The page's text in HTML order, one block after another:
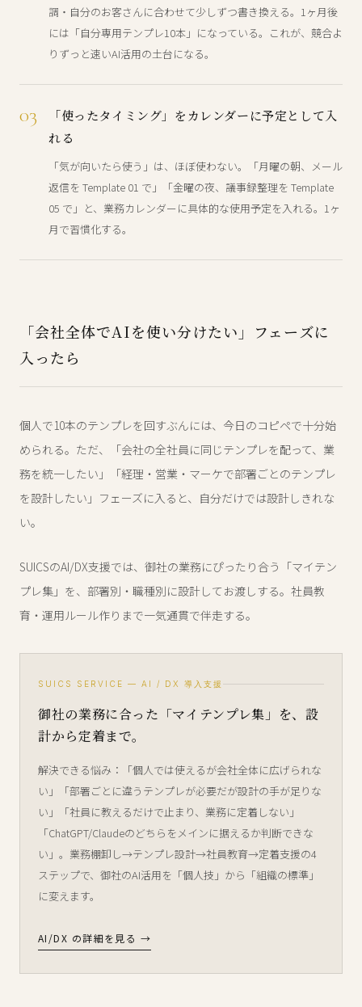
調・自分のお客さんに合わせて少しずつ書き換える。1ヶ月後
には「自分専用テンプレ10本」になっている。これが、競合よ
りずっと速いAI活用の土台になる。
03
「使ったタイミング」をカレンダーに予定として入
れる
「気が向いたら使う」は、ほぼ使わない。「月曜の朝、メール
返信を Template 01 で」「金曜の夜、議事録整理を Template
05 で」と、業務カレンダーに具体的な使用予定を入れる。1ヶ
月で習慣化する。
「会社全体でAIを使い分けたい」フェーズに
入ったら
個人で10本のテンプレを回すぶんには、今日のコピペで十分始
められる。ただ、「会社の全社員に同じテンプレを配って、業
務を統一したい」「経理・営業・マーケで部署ごとのテンプレ
を設計したい」フェーズに入ると、自分だけでは設計しきれな
い。
SUICSのAI/DX支援では、御社の業務にぴったり合う「マイテン
プレ集」を、部署別・職種別に設計してお渡しする。社員教
育・運用ルール作りまで一気通貫で伴走する。
SUICS SERVICE — AI / DX 導入支援
御社の業務に合った「マイテンプレ集」を、設
計から定着まで。
解決できる悩み：「個人では使えるが会社全体に広げられな
い」「部署ごとに違うテンプレが必要だが設計の手が足りな
い」「社員に教えるだけで止まり、業務に定着しない」
「ChatGPT/Claudeのどちらをメインに据えるか判断できな
い」。業務棚卸し→テンプレ設計→社員教育→定着支援の4
ステップで、御社のAI活用を「個人技」から「組織の標準」
に変えます。
AI/DX の詳細を見る →